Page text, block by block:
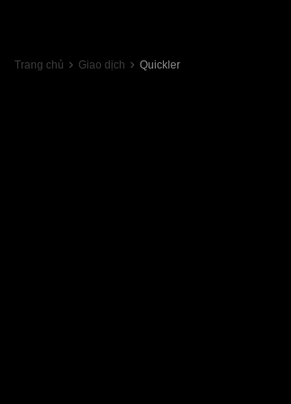
Trang chủ Giao dịch Quickler